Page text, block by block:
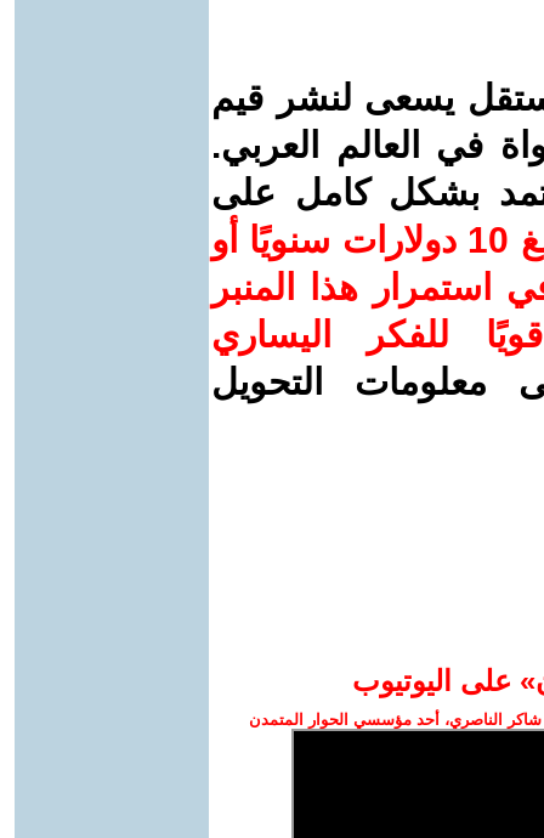
يسعى لنشر قيم
في العالم العربي.
بشكل كامل على
ساهم/ي معنا! بدعمكم بمبلغ 10 دولارات سنويًا أو
استمرار هذا المنبر
للفكر اليساري
معلومات التحويل
على اليوتيوب
الناصري، أحد مؤسسي الحوار المتمدن